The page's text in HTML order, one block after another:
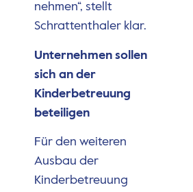
nehmen“, stellt
Schrattenthaler klar.
Unternehmen sollen
sich an der
Kinderbetreuung
beteiligen
Für den weiteren
Ausbau der
Kinderbetreuung